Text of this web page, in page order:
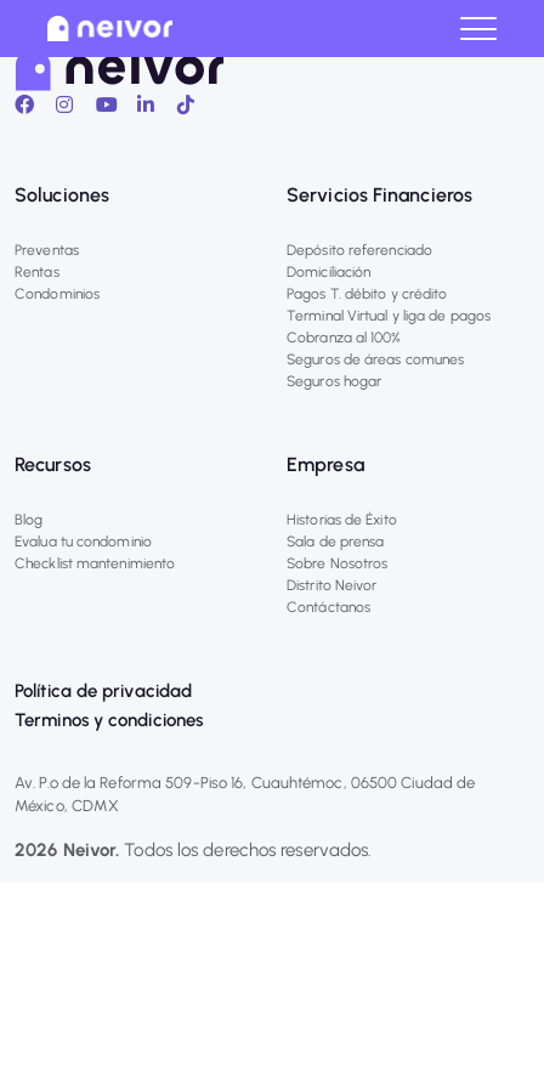
Cerrar
Soluciones
Preventas
Rentas
Condominios
Servicios Financieros
Depósito referenciado
Domiciliación
Pagos T. débito y crédito
Terminal Virtual y liga de pagos
Cobranza al 100%
Seguros de áreas comunes
Seguros hogar
Recursos
Blog
Evalua tu condominio
Checklist mantenimiento
Empresa
Historias de Éxito
Sala de prensa
Sobre Nosotros
Distrito Neivor
Contáctanos
Política de privacidad
Terminos y condiciones
Av. P.º de la Reforma 509-Piso 16, Cuauhtémoc, 06500 Ciudad de
México, CDMX
2026 Neivor. Todos los derechos reservados.